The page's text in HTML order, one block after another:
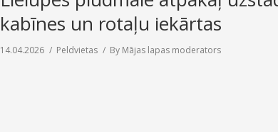
kabīnes un rotaļu iekārtas
14.04.2026 Peldvietas By Mājas lapas moderators